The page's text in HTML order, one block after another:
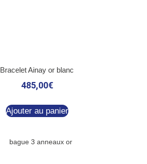
Bracelet Ainay or blanc
485,00€
Ajouter au panier